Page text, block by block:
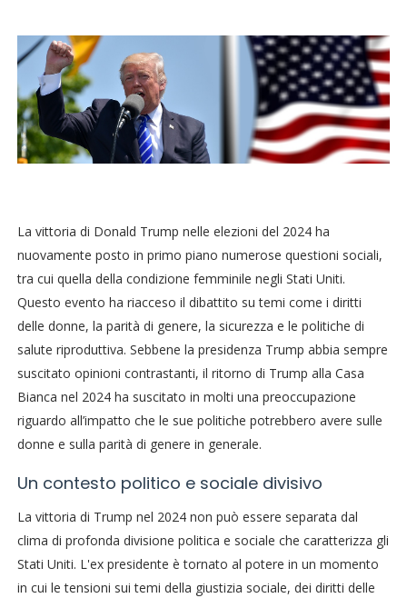
La vittoria di Donald Trump nelle elezioni del 2024 ha
nuovamente posto in primo piano numerose questioni sociali,
tra cui quella della condizione femminile negli Stati Uniti.
Questo evento ha riacceso il dibattito su temi come i diritti
delle donne, la parità di genere, la sicurezza e le politiche di
salute riproduttiva. Sebbene la presidenza Trump abbia sempre
suscitato opinioni contrastanti, il ritorno di Trump alla Casa
Bianca nel 2024 ha suscitato in molti una preoccupazione
riguardo all’impatto che le sue politiche potrebbero avere sulle
donne e sulla parità di genere in generale.
Un contesto politico e sociale divisivo
La vittoria di Trump nel 2024 non può essere separata dal
clima di profonda divisione politica e sociale che caratterizza gli
Stati Uniti. L'ex presidente è tornato al potere in un momento
in cui le tensioni sui temi della giustizia sociale, dei diritti delle